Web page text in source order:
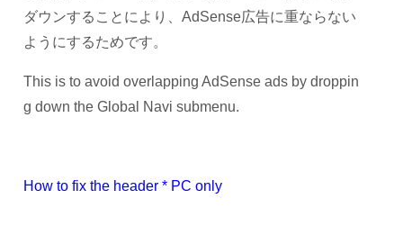
ダウンすることにより、AdSense広告に重ならない
ようにするためです。
This is to avoid overlapping AdSense ads by droppin
g down the Global Navi submenu.
How to fix the header * PC only